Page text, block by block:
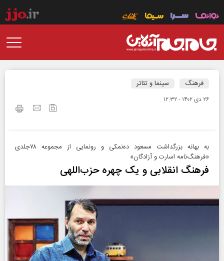
فرهنگ سینما و تئاتر
۲۶ دی ۱۴۰۲ - ۱۲:۳۲
به بهانه بزرگداشت مسعود ده‌نمکی و رونمایی از مجموعه ۷۸جلدی
«فرهنگ‌نامه اسارت و آزادگان»
فرهنگ انقلابی و یک چهره حزب‌اللهی